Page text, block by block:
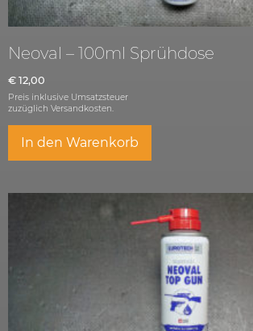
Neoval – 100ml Sprühdose
€ 12,00
Preis inklusive Umsatzsteuer
zuzüglich Versandkosten.
In den Warenkorb